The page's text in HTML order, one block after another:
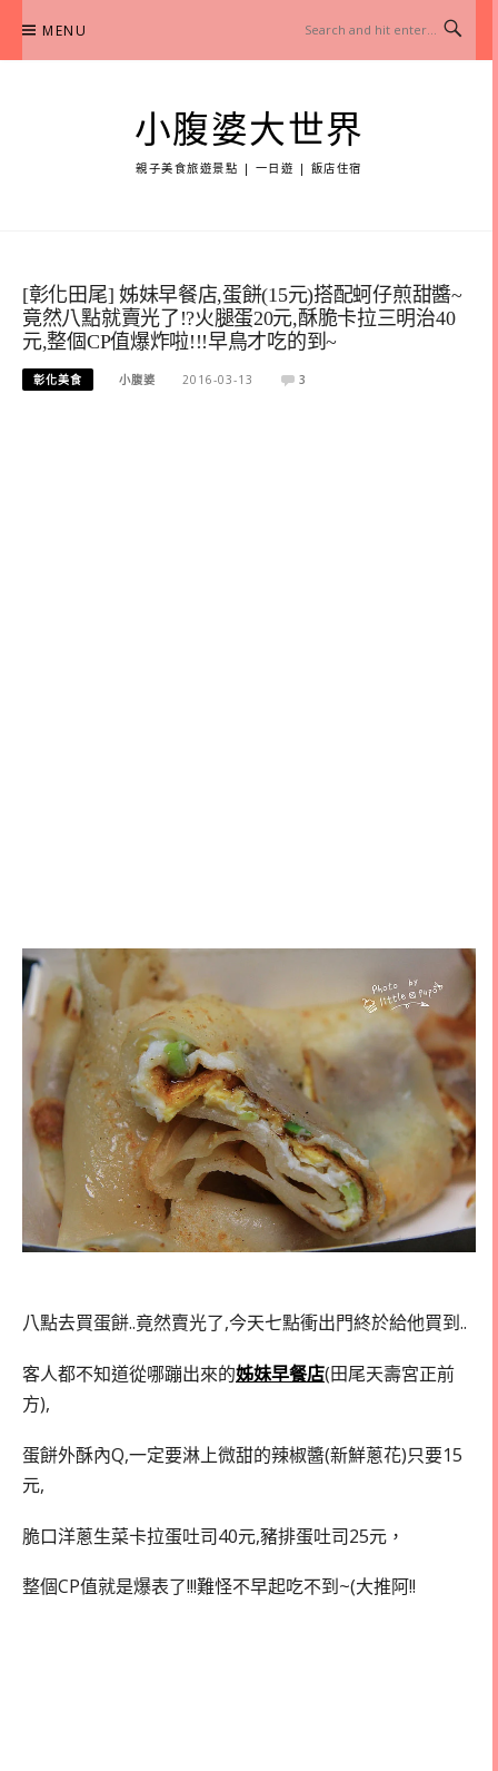
content
MENU
小腹婆大世界
親子美食旅遊景點 | 一日遊 | 飯店住宿
[彰化田尾] 姊妹早餐店,蛋餅(15元)搭配蚵仔煎甜醬~
竟然八點就賣光了!?火腿蛋20元,酥脆卡拉三明治40
元,整個CP值爆炸啦!!!早鳥才吃的到~
彰化美食 小腹婆 2016-03-13 3
八點去買蛋餅..竟然賣光了,今天七點衝出門終於給他買到..
客人都不知道從哪蹦出來的姊妹早餐店(田尾天壽宮正前
方),
蛋餅外酥內Q,一定要淋上微甜的辣椒醬(新鮮蔥花)只要15
元,
脆口洋蔥生菜卡拉蛋吐司40元,豬排蛋吐司25元，
整個CP值就是爆表了!!!難怪不早起吃不到~(大推阿!!